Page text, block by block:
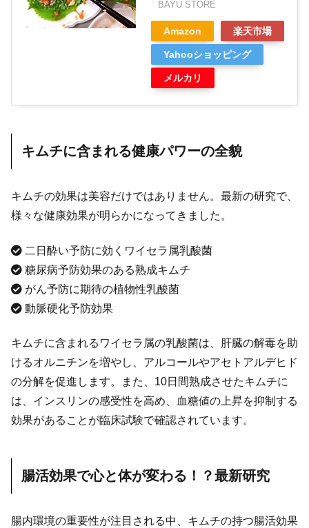
BAYU STORE
Amazon 楽天市場
Yahooショッピング
メルカリ
キムチに含まれる健康パワーの全貌
キムチの効果は美容だけではありません。最新の研究で、
様々な健康効果が明らかになってきました。
二日酔い予防に効くワイセラ属乳酸菌
糖尿病予防効果のある熟成キムチ
がん予防に期待の植物性乳酸菌
動脈硬化予防効果
キムチに含まれるワイセラ属の乳酸菌は、肝臓の解毒を助
けるオルニチンを増やし、アルコールやアセトアルデヒド
の分解を促進します。また、10日間熟成させたキムチに
は、インスリンの感受性を高め、血糖値の上昇を抑制する
効果があることが臨床試験で確認されています。
腸活効果で心と体が変わる！？最新研究
腸内環境の重要性が注目される中、キムチの持つ腸活効果